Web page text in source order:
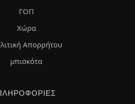
ΓΟΠ
Χώρα
Απορρήτου
μπισκότα